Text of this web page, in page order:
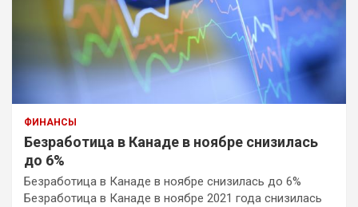
ФИНАНСЫ
Безработица в Канаде в ноябре снизилась
до 6%
Безработица в Канаде в ноябре снизилась до 6%
Безработица в Канаде в ноябре 2021 года снизилась